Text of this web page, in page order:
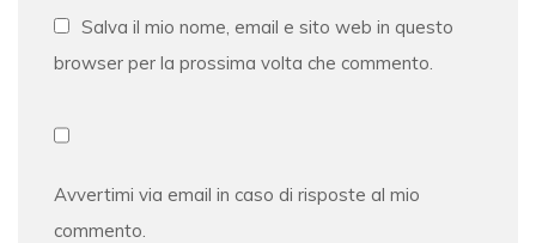
Salva il mio nome, email e sito web in questo
browser per la prossima volta che commento.
Avvertimi via email in caso di risposte al mio
commento.